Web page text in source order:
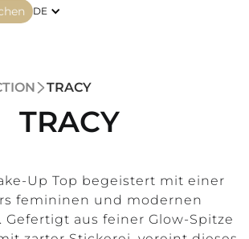
DE
TRACY
TRACY
Up Top begeistert mit einer
femininen und modernen
Gefertigt aus feiner Glow-Spitze